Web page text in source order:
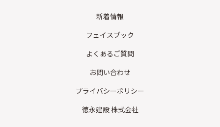
新着情報
フェイスブック
よくあるご質問
お問い合わせ
プライバシーポリシー
徳永建設 株式会社